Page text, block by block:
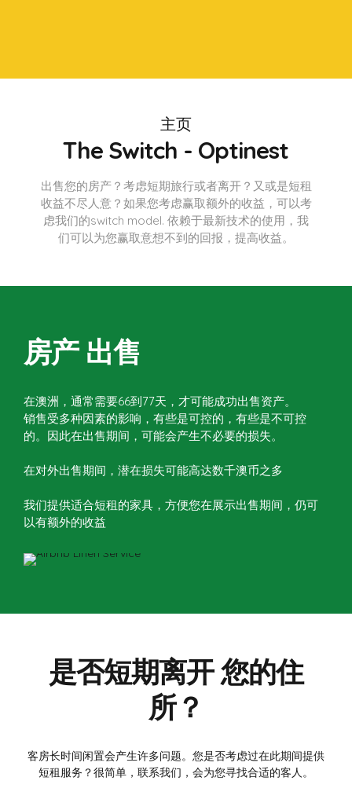
主页
The Switch - Optinest
出售您的房产？考虑短期旅行或者离开？又或是短租
收益不尽人意？如果您考虑赢取额外的收益，可以考
虑我们的switch model. 依赖于最新技术的使用，我
们可以为您赢取意想不到的回报，提高收益。
房产 出售
在澳洲，通常需要66到77天，才可能成功出售资产。
销售受多种因素的影响，有些是可控的，有些是不可控
的。因此在出售期间，可能会产生不必要的损失。
在对外出售期间，潜在损失可能高达数千澳币之多
我们提供适合短租的家具，方便您在展示出售期间，仍可
以有额外的收益
是否短期离开 您的住
所？
客房长时间闲置会产生许多问题。您是否考虑过在此期间提供
短租服务？很简单，联系我们，会为您寻找合适的客人。